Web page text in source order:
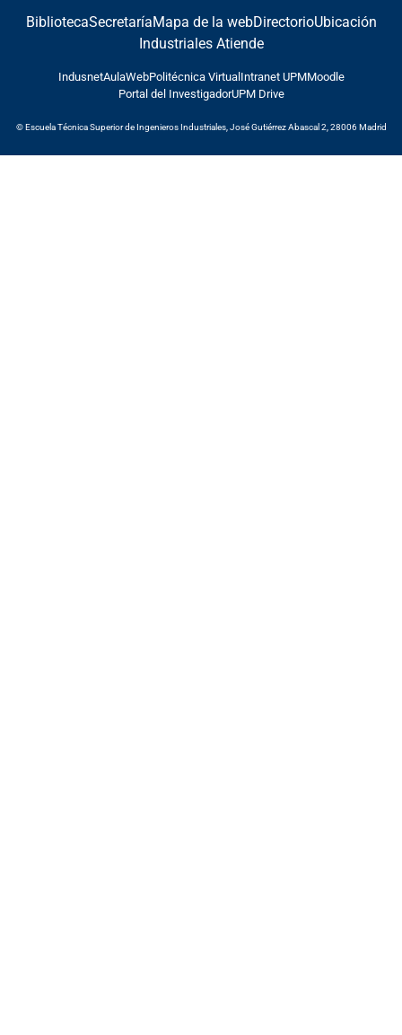
BibliotecaSecretaríaMapa de la webDirectorioUbicación
Industriales Atiende
IndusnetAulaWebPolitécnica Virtual Intranet UPMMoodle
Portal del InvestigadorUPM Drive
© Escuela Técnica Superior de Ingenieros Industriales, José Gutiérrez Abascal 2, 28006 Madrid